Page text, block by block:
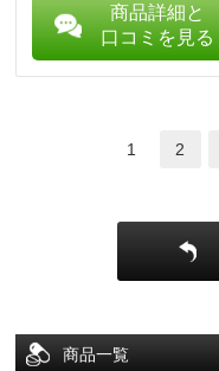
商品詳細と
口コミを見る
1 2
商品一覧